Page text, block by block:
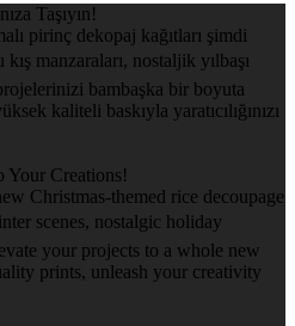
Taşıyın!
pirinç dekopaj kağıtları şimdi
manzaraları, nostaljik yılbaşı
bambaşka bir boyuta
kaliteli baskıyla yaratıcılığınızı
Your Creations!
Christmas-themed rice decoupage
scenes, nostalgic holiday
your projects to a whole new
prints, unleash your creativity